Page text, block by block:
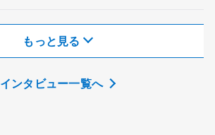
もっと見る
インタビュー一覧へ